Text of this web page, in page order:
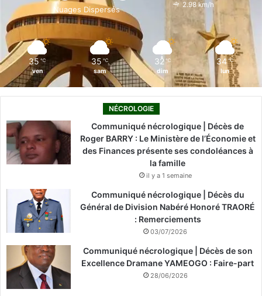
k
n
Nuages Dispersés
2.98 km/h
35 ℃
ven
35 ℃
sam
32 ℃
dim
34 ℃
lun
NÉCROLOGIE
Communiqué nécrologique | Décès de
Roger BARRY : Le Ministère de l’Économie et
des Finances présente ses condoléances à
la famille
il y a 1 semaine
Communiqué nécrologique | Décès du
Général de Division Nabéré Honoré TRAORÉ
: Remerciements
03/07/2026
Communiqué nécrologique | Décès de son
Excellence Dramane YAMEOGO : Faire-part
28/06/2026